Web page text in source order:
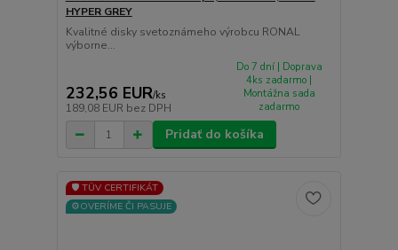
HYPER GREY
Kvalitné disky svetoznámeho výrobcu RONAL
výborne...
232,56 EUR/ks
189,08 EUR bez DPH
Do 7 dní | Doprava
4ks zadarmo |
Montážna sada
zadarmo
Pridať do košíka
🛡️ TÜV CERTIFIKÁT
⚙️OVERÍME ČI PASUJE